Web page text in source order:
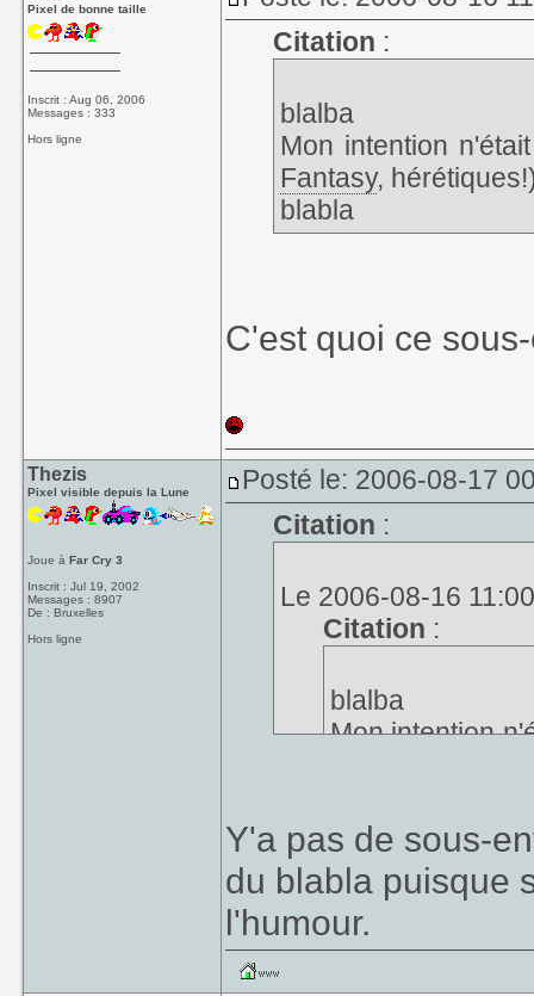
Pixel de bonne taille
Inscrit : Aug 06, 2006
Messages : 333
Hors ligne
Citation :
blalba
Mon intention
Fantasy,
blabla
C'est quoi ce
Thezis
Pixel visible depuis la Lune
Joue àFar Cry 3
Inscrit : Jul 19, 2002
Messages : 8907
De : Bruxelles
Hors ligne
Posté le: 2006-08-17
Citation :
Le 2006-08-16
Citation :
blalba
Mon intention
C'est quoi ce sous-
Y'a pas de sous-
du blabla puisque
l'humour.